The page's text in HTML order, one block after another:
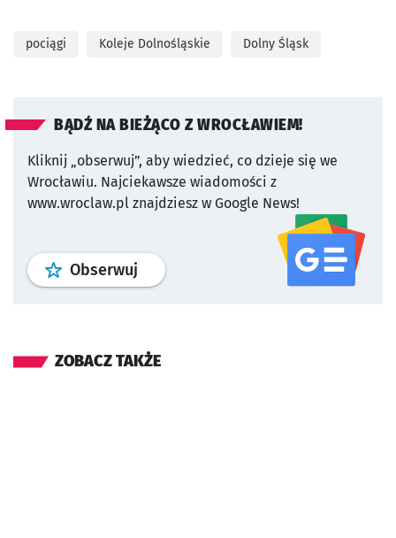
pociągi Koleje Dolnośląskie Dolny Śląsk
BĄDŹ NA BIEŻĄCO Z WROCŁAWIEM!
Kliknij „obserwuj”, aby wiedzieć, co dzieje się we
Wrocławiu. Najciekawsze wiadomości z
www.wroclaw.pl znajdziesz w Google News!
Obserwuj profil serwisu
ZOBACZ TAKŻE